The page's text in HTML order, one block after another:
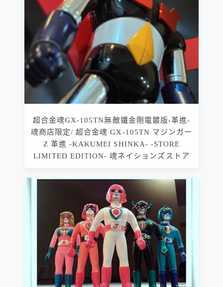
超合金魂GX-105TN無敵鐵金剛電鍍版-革進-
魂商店限定/ 超合金魂 GX-105TN マジンガー
Z 革進 -KAKUMEI SHINKA- -STORE
LIMITED EDITION- 魂ネイションズストア